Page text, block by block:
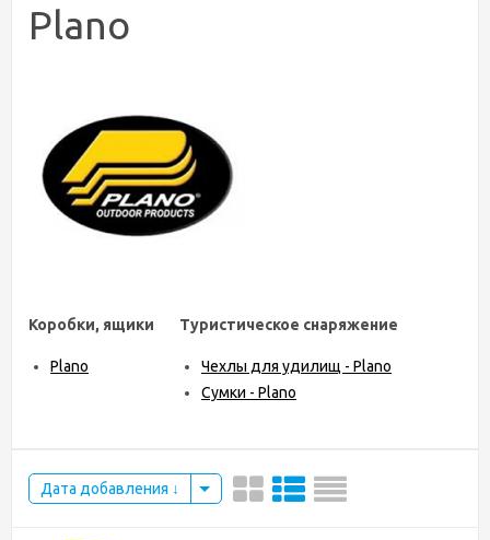
Plano
Коробки, ящики
Plano
Туристическое снаряжение
Чехлы для удилищ - Plano
Сумки - Plano
Дата добавления